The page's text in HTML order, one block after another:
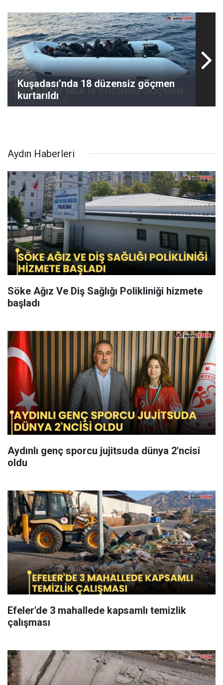
Kuşadası’nda 18 düzensiz göçmen
kurtarıldı
Aydın Haberleri
Söke Ağız Ve Diş Sağlığı Polikliniği hizmete
başladı
Aydınlı genç sporcu jujitsuda dünya 2'ncisi
oldu
Efeler'de 3 mahallede kapsamlı temizlik
çalışması